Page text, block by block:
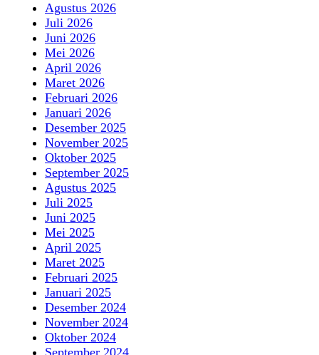
Agustus 2026
Juli 2026
Juni 2026
Mei 2026
April 2026
Maret 2026
Februari 2026
Januari 2026
Desember 2025
November 2025
Oktober 2025
September 2025
Agustus 2025
Juli 2025
Juni 2025
Mei 2025
April 2025
Maret 2025
Februari 2025
Januari 2025
Desember 2024
November 2024
Oktober 2024